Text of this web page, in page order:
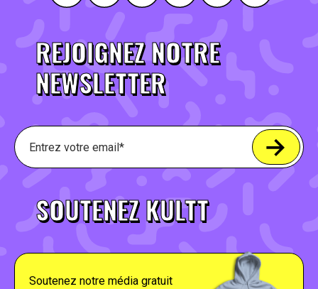
REJOIGNEZ NOTRE
NEWSLETTER
SOUTENEZ KULTT
Soutenez notre média gratuit